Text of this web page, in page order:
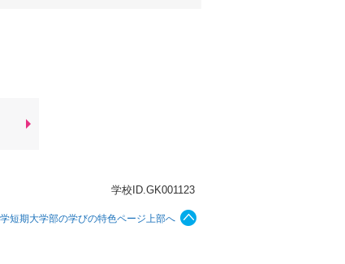
学校ID.GK001123
短期大学部の学びの特色ページ上部へ